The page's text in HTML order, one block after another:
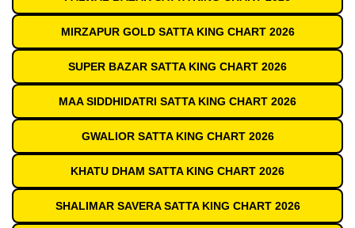
MIRZAPUR GOLD SATTA KING CHART 2026
SUPER BAZAR SATTA KING CHART 2026
MAA SIDDHIDATRI SATTA KING CHART 2026
GWALIOR SATTA KING CHART 2026
KHATU DHAM SATTA KING CHART 2026
SHALIMAR SAVERA SATTA KING CHART 2026